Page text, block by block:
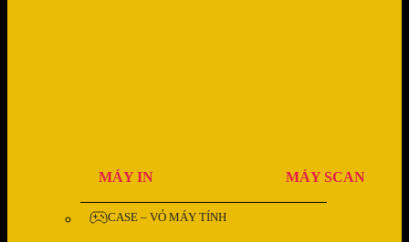
MÁY IN MÁY SCAN
CASE – VỎ MÁY TÍNH